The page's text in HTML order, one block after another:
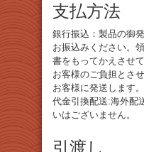
支払方法
銀行振込：製品の御
お振込みください。
書をもってかえさせ
お客様のご負担とさ
お客様に発送します。
代金引換配送:海外配
いはございません。
引渡し